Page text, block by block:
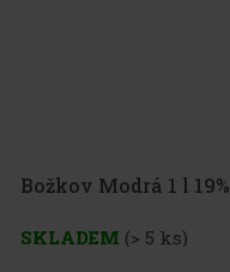
Božkov Modrá 1 l 19%
SKLADEM (> 5 ks)